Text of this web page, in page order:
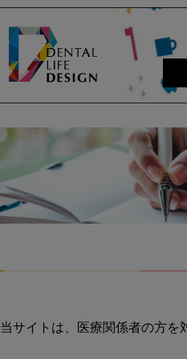
当サイトは、医療関係者の方を